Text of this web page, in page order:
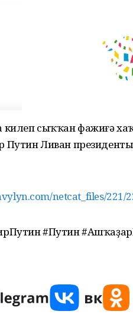
сыҡҡан фажиғә
Путин Ливан
netcat_files/221/
#Путин